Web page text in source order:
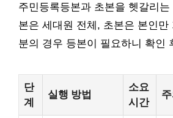
주민등록등본과 초본을 헷갈리
본은 세대원 전체, 초본은 본인만
분의 경우 등본이 필요하니 확인
단
계
실행 방법
소요
시간